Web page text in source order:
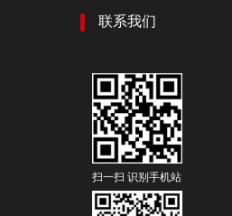
联系我们
扫一扫 识别手机站